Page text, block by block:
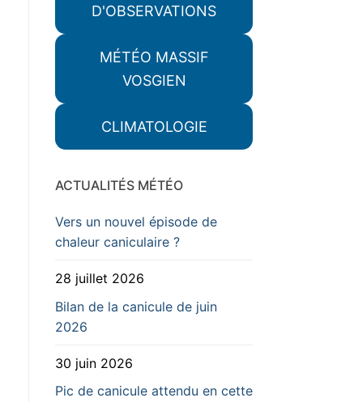
D'OBSERVATIONS
MÉTÉO MASSIF
VOSGIEN
CLIMATOLOGIE
ACTUALITÉS MÉTÉO
Vers un nouvel épisode de
chaleur caniculaire ?
28 juillet 2026
Bilan de la canicule de juin
2026
30 juin 2026
Pic de canicule attendu en cette